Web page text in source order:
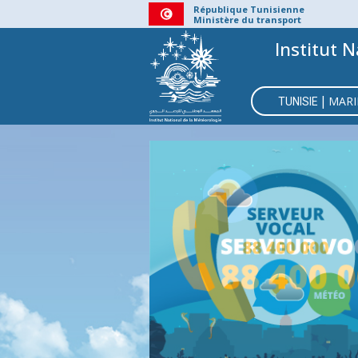
au
République Tunisienne
Ministère du transport
Institut
MAIN
TUNISIE |
BMS